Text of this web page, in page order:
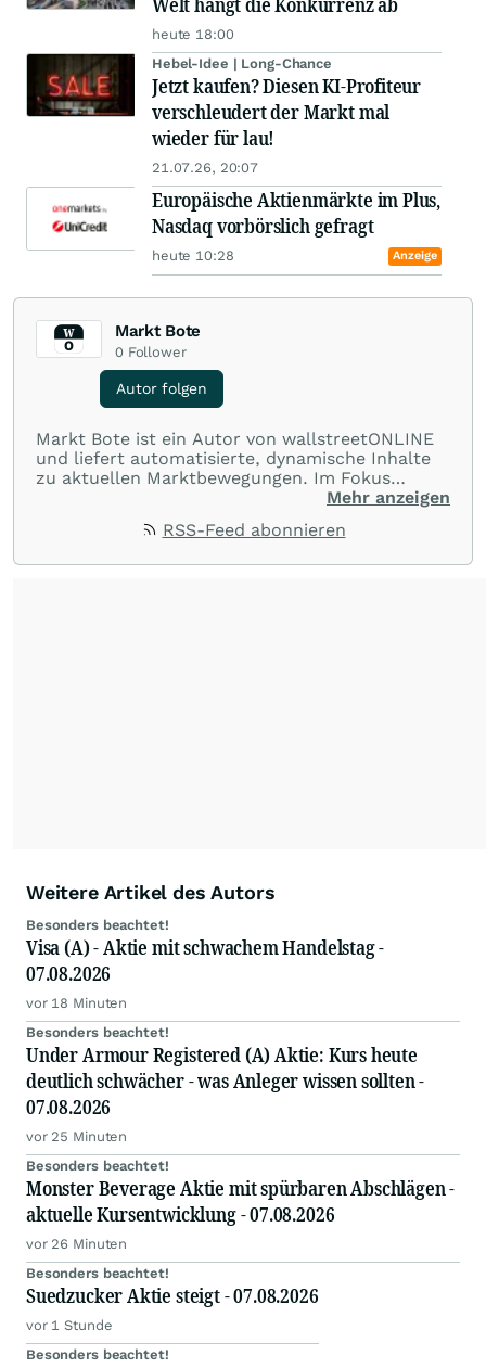
heute 18:00
Hebel-Idee | Long-Chance
Jetzt kaufen? Diesen KI-Profiteur
verschleudert der Markt mal
wieder für lau!
21.07.26, 20:07
Europäische Aktienmärkte im Plus,
Nasdaq vorbörslich gefragt
heute 10:28 Anzeige
Markt Bote
0 Follower
Autor folgen
Markt Bote ist ein Autor von wallstreetONLINE
und liefert automatisierte, dynamische Inhalte
zu aktuellen Marktbewegungen. Im Fokus
stehen Tops und Flops, Branchentrends und
Rohstoffe oder Krypto – die Beiträge sind kurz,
Mehr anzeigen
RSS-Feed abonnieren
Weitere Artikel des Autors
Besonders beachtet!
Visa (A) - Aktie mit schwachem Handelstag -
07.08.2026
vor 18 Minuten
Besonders beachtet!
Under Armour Registered (A) Aktie: Kurs heute
deutlich schwächer - was Anleger wissen sollten -
07.08.2026
vor 25 Minuten
Besonders beachtet!
Monster Beverage Aktie mit spürbaren Abschlägen -
aktuelle Kursentwicklung - 07.08.2026
vor 26 Minuten
Besonders beachtet!
Suedzucker Aktie steigt - 07.08.2026
vor 1 Stunde
Besonders beachtet!